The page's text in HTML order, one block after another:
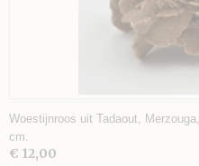
Woestijnroos uit Tadaout,
cm.
€ 12,00